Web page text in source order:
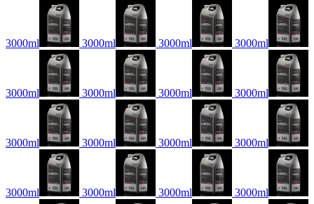
3000ml 3000ml 3000ml 3000ml
3000ml 3000ml 3000ml 3000ml
3000ml 3000ml 3000ml 3000ml
3000ml 3000ml 3000ml 3000ml